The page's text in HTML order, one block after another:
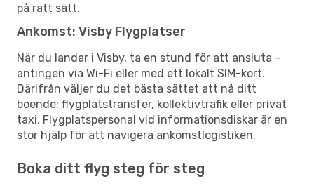
på rätt sätt.
Ankomst: Visby Flygplatser
När du landar i Visby, ta en stund för att ansluta –
antingen via Wi-Fi eller med ett lokalt SIM-kort.
Därifrån väljer du det bästa sättet att nå ditt
boende: flygplatstransfer, kollektivtrafik eller privat
taxi. Flygplatspersonal vid informationsdiskar är en
stor hjälp för att navigera ankomstlogistiken.
Boka ditt flyg steg för steg